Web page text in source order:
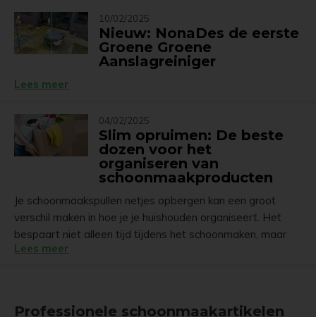
Professionele schoonmaakartikelen
10/02/2025
Nieuw: NonaDes de eerste
Groene Groene
Aanslagreiniger
Lees meer
04/02/2025
Slim opruimen: De beste
dozen voor het
organiseren van
schoonmaakproducten
Je schoonmaakspullen netjes opbergen kan een groot
verschil maken in hoe je je huishouden organiseert. Het
bespaart niet alleen tijd tijdens het schoonmaken, maar
het zorgt er ook voor dat je niet hoeft te zoeken naar dat
helpen om het opruimen makkelijker te maken én je huis
Lees meer